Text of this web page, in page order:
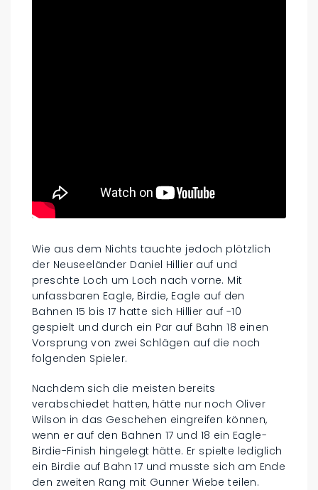
Wie aus dem Nichts tauchte jedoch plötzlich
der Neuseeländer Daniel Hillier auf und
preschte Loch um Loch nach vorne. Mit
unfassbaren Eagle, Birdie, Eagle auf den
Bahnen 15 bis 17 hatte sich Hillier auf -10
gespielt und durch ein Par auf Bahn 18 einen
Vorsprung von zwei Schlägen auf die noch
folgenden Spieler.
Nachdem sich die meisten bereits
verabschiedet hatten, hätte nur noch Oliver
Wilson in das Geschehen eingreifen können,
wenn er auf den Bahnen 17 und 18 ein Eagle-
Birdie-Finish hingelegt hätte. Er spielte lediglich
ein Birdie auf Bahn 17 und musste sich am Ende
den zweiten Rang mit Gunner Wiebe teilen.